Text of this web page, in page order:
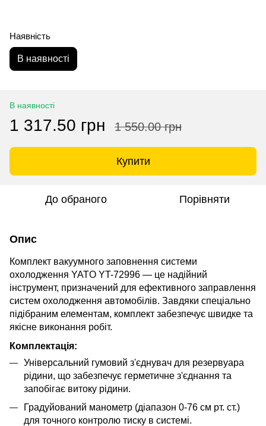
Наявність
В наявності
В наявності
1 317.50 грн 1 550.00 грн
Купити
До обраного Порівняти
Опис
Комплект вакуумного заповнення системи
охолодження YATO YT-72996 — це надійний
інструмент, призначений для ефективного заправлення
систем охолодження автомобілів. Завдяки спеціально
підібраним елементам, комплект забезпечує швидке та
якісне виконання робіт.
Комплектація:
Універсальний гумовий з'єднувач для резервуара
рідини, що забезпечує герметичне з'єднання та
запобігає витоку рідини.
Градуйований манометр (діапазон 0-76 см рт. ст.)
для точного контролю тиску в системі.